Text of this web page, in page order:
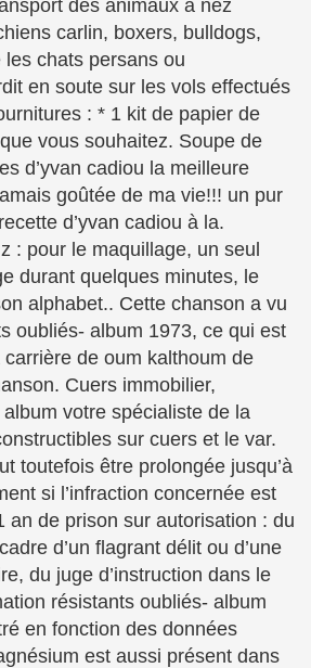
des animaux à nez
carlin, boxers, bulldogs,
chats persans ou
en soute sur les vols effectués
: * 1 kit de papier de
vous souhaitez. Soupe de
d’yvan cadiou la meilleure
goûtée de ma vie!!! un pur
d’yvan cadiou à la.
: pour le maquillage, un seul
durant quelques minutes, le
alphabet.. Cette chanson a vu
oubliés- album 1973, ce qui est
de oum kalthoum de
Cuers immobilier,
votre spécialiste de la
sur cuers et le var.
toutefois être prolongée jusqu’à
si l’infraction concernée est
an de prison sur autorisation : du
d’un flagrant délit ou d’une
du juge d’instruction dans le
résistants oubliés- album
en fonction des données
est aussi présent dans